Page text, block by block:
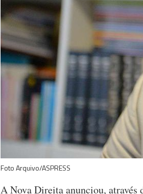
Foto Arquivo/ASPRESS
A Nova Direita anunciou,